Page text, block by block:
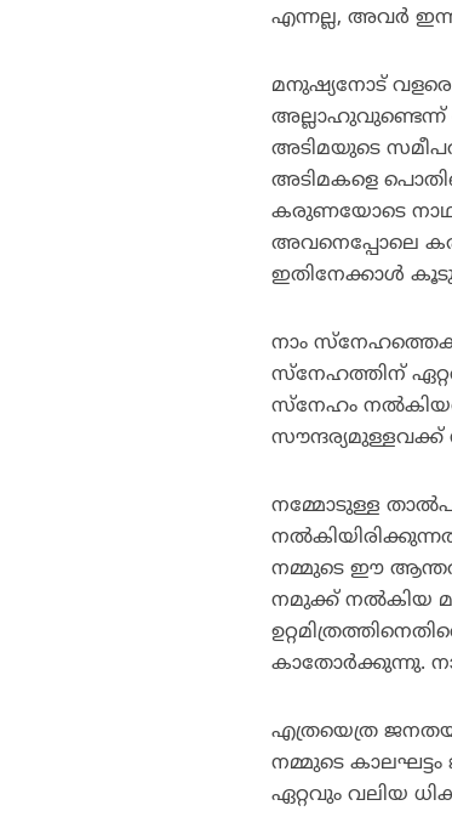
എന്നല്ല, അവര്‍
മനുഷ്യനോട്
അടിമയുടെ
അടിമകളെ
കരുണയോടെ
അവനെപ്പോലെ
ഇതിനേക്കാള്‍
നാം
സ്‌നേഹത്തിന്
സ്‌നേഹം
നമ്മോടുള്ള
നമ്മുടെ ഈ
നമുക്ക് നല്‍കിയ
കാതോര്‍ക്കുന്നു.
എത്രയെത്ര
നമ്മുടെ
ഏറ്റവും വലിയ